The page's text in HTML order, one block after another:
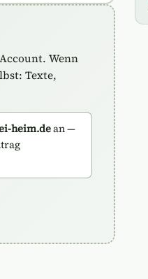
Wenn
Texte,
heim.dean —